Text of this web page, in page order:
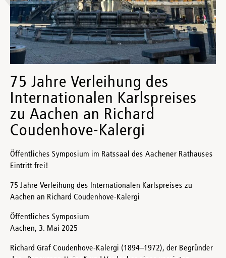
75 Jahre Verleihung des
Internationalen Karlspreises
zu Aachen an Richard
Coudenhove-Kalergi
Öffentliches Symposium im Ratssaal des Aachener Rathauses
Eintritt frei!
75 Jahre Verleihung des Internationalen Karlspreises zu
Aachen an Richard Coudenhove-Kalergi
Öffentliches Symposium
Aachen, 3. Mai 2025
Richard Graf Coudenhove-Kalergi (1894–1972), der Begründer